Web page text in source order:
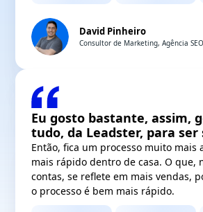
David Pinheiro
Consultor de Marketing, Agência SEO
Eu gosto bastante, assim,
tudo, da Leadster, para ser
Então, fica um processo muito mais
mais rápido dentro de casa. O que,
contas, se reflete em mais vendas,
o processo é bem mais rápido.